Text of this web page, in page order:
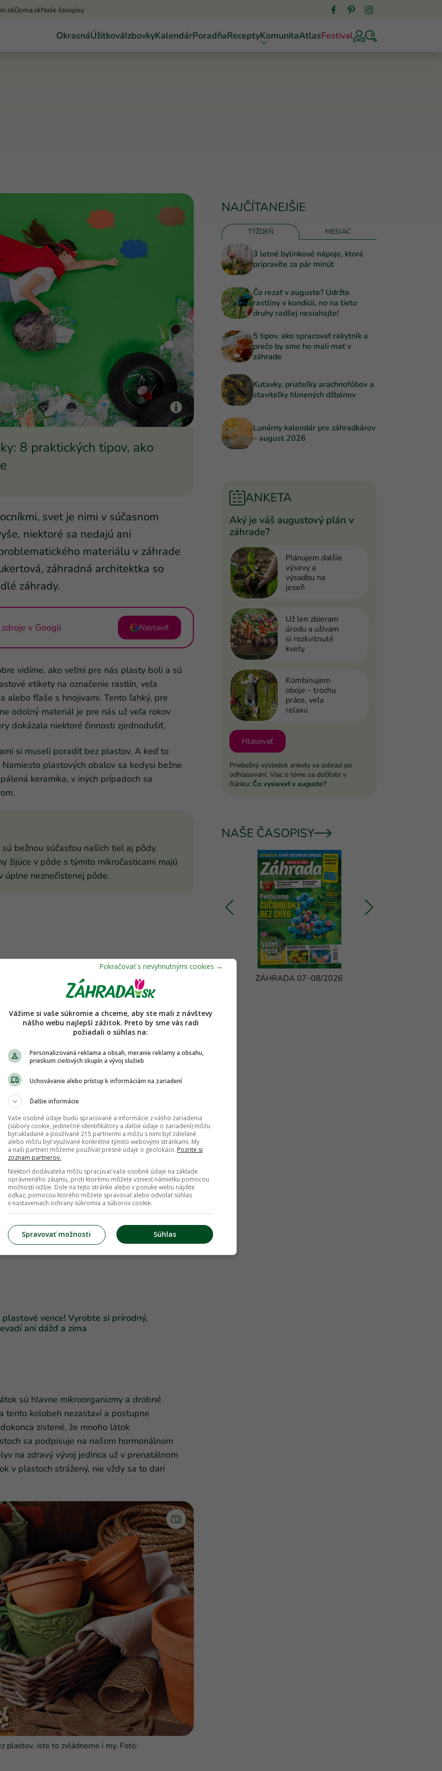
Doma.skNaše časopisy
OkrasnáÚžitkováIzbovkyKalendárPoradňaReceptyKomunitaAtlasFestival
8 praktických tipov, ako
svet je nimi v súčasnom
niektoré sa nedajú ani
materiálu v záhrade
záhradná architektka so
záhrady.
v Googli Nastaviť
vidíme, ako veľmi pre nás plasty boli a sú
etikety na označenie rastlín, veľa
alebo fľaše s hnojivami. Tento ľahký, pre
odolný materiál je pre nás už veľa rokov
dokázala niektoré činnosti zjednodušiť.
si museli poradiť bez plastov. A keď to
plastových obalov sa kedysi bežne
keramika, v iných prípadoch sa
bežnou súčasťou našich tiel aj pôdy.
žijúce v pôde s týmito mikročasticami majú
úplne neznečistenej pôde.
život a plastov sa dobrovoľne
totiž nie je iba praktický pomocník. Často
do životného prostredia. Patria k nim
ako zmäkčovadlá alebo
v plastoch patria látky označované ako UV
odolnosti plastu proti slnečnému
veľmi rýchlo prejaví zvrásnením jeho
Aj tieto látky však pretrvávajú v životnom
reťazca.
vence! Vyrobte si prírodný,
ani dážď a zima
sú hlavne mikroorganizmy a drobné
tento kolobeh nezastaví a postupne
zistené, že mnoho látok
sa podpisuje na našom hormonálnom
na zdravý vývoj jedinca už v prenatálnom
v plastoch strážený, nie vždy sa to darí
plastov, iste to zvládneme i my. Foto:
NAJČÍTANEJŠIE
TÝŽDEŇ MESIAC
3 letné bylinkové nápoje, ktoré
pripravíte za pár minút
Čo rezať v auguste? Udržte
rastliny v kondícii, no na tieto
druhy radšej nesiahajte!
5 tipov, ako spracovať rakytník a
prečo by sme ho mali mať v
záhrade
Kutavky, priateľky arachnofóbov a
staviteľky hlinených džbánov
Lunárny kalendár pre záhradkárov
– august 2026
ANKETA
Aký je váš augustový plán v
záhrade?
Plánujem ďalšie
výsevy a
výsadbu na
jeseň
Už len zbieram
úrodu a užívam
si rozkvitnuté
kvety
Kombinujem
oboje – trochu
práce, veľa
relaxu
Hlasovať
Priebežný výsledok ankety sa zobrazí po
odhlasovaní. Viac o téme sa dočítate v
článku: Čo vysievať v auguste?
NAŠE ČASOPISY
ZÁHRADA 07–08/2026
Vážime si vaše súkromie a chceme, aby ste mali z návštevy
nášho webu najlepší zážitok. Preto by sme vás radi
požiadali o súhlas na:
Personalizovaná reklama a obsah, meranie reklamy a obsahu,
prieskum cieľových skupín a vývoj služieb
Uchovávanie alebo prístup k informáciám na zariadení
Ďalšie informácie
Vaše osobné údaje budú spracúvané a informácie z vášho zariadenia
(súbory cookie, jedinečné identifikátory a ďalšie údaje o zariadení) môžu
byť ukladané a používané 215 partnermi a môžu s nimi byť zdieľané
alebo môžu byť využívané konkrétne týmito webovými stránkami. My
a naši partneri môžeme používať presné údaje o geolokácii. Pozrite si
zoznam partnerov.
Niektorí dodávatelia môžu spracúvať vaše osobné údaje na základe
oprávneného záujmu, proti ktorému môžete vzniesť námietku pomocou
možností nižšie. Dole na tejto stránke alebo v ponuke webu nájdite
odkaz, pomocou ktorého môžete spravovať alebo odvolať súhlas
v nastaveniach ochrany súkromia a súborov cookie.
Súhlas
Spravovať možnosti